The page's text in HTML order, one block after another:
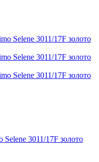
3011/17F золото